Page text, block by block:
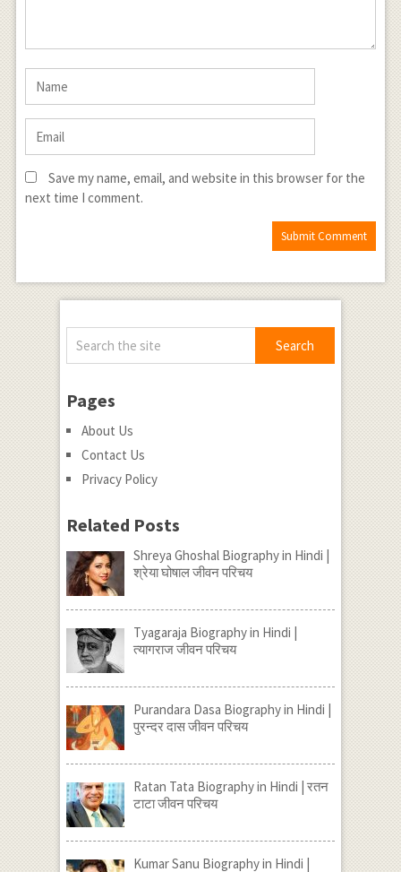
Save my name, email, and website in this browser for the
next time I comment.
Pages
About Us
Contact Us
Privacy Policy
Related Posts
Shreya Ghoshal Biography in Hindi |
श्रेया घोषाल जीवन परिचय
Tyagaraja Biography in Hindi |
त्यागराज जीवन परिचय
Purandara Dasa Biography in Hindi |
पुरन्दर दास जीवन परिचय
Ratan Tata Biography in Hindi | रतन
टाटा जीवन परिचय
Kumar Sanu Biography in Hindi |